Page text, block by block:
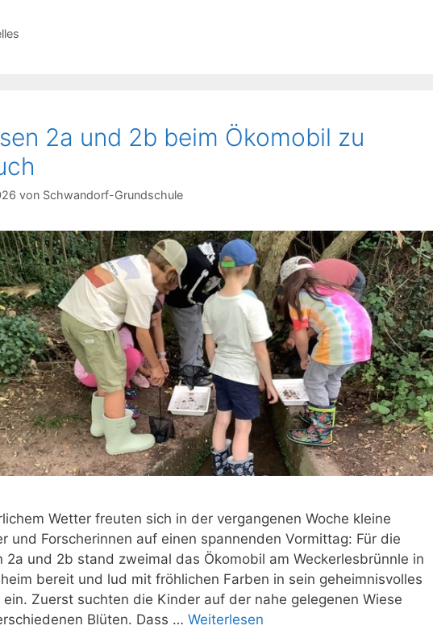
2a und 2b beim Ökomobil zu
von Schwandorf-Grundschule
Wetter freuten sich in der vergangenen Woche kleine
und Forscherinnen auf einen spannenden Vormittag: Für die
2a und 2b stand zweimal das Ökomobil am Weckerlesbrünnle in
bereit und lud mit fröhlichen Farben in sein geheimnisvolles
ein. Zuerst suchten die Kinder auf der nahe gelegenen Wiese
Blüten. Dass … Weiterlesen